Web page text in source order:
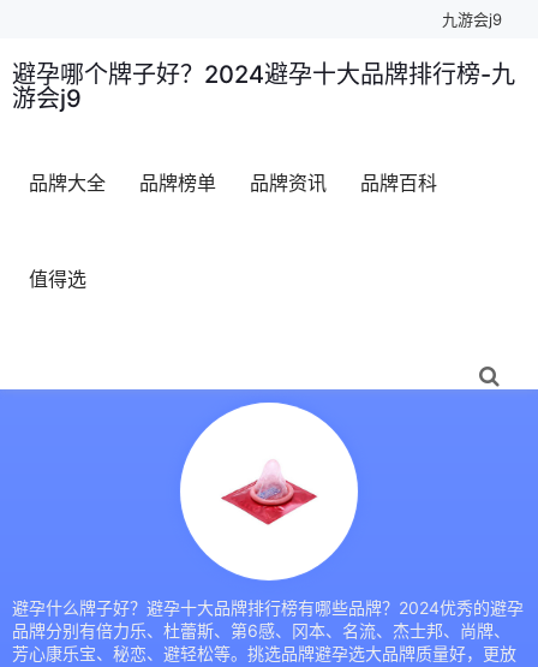
九游会j9
避孕哪个牌子好？2024避孕十大品牌排行榜-九
游会j9
品牌大全 品牌榜单 品牌资讯 品牌百科
值得选
避孕什么牌子好？避孕十大品牌排行榜有哪些品牌？2024优秀的避孕
品牌分别有倍力乐、杜蕾斯、第6感、冈本、名流、杰士邦、尚牌、
芳心康乐宝、秘恋、避轻松等。挑选品牌避孕选大品牌质量好，更放